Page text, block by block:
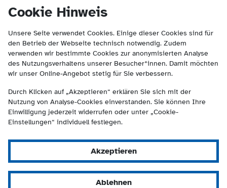
Cookie Hinweis
Unsere Seite verwendet Cookies. Einige dieser Cookies sind für
den Betrieb der Webseite technisch notwendig. Zudem
verwenden wir bestimmte Cookies zur anonymisierten Analyse
des Nutzungsverhaltens unserer Besucher*innen. Damit möchten
wir unser Online-Angebot stetig für Sie verbessern.
Durch Klicken auf „Akzeptieren“ erklären Sie sich mit der
Nutzung von Analyse-Cookies einverstanden. Sie können Ihre
Einwilligung jederzeit widerrufen oder unter „Cookie-
Einstellungen“ individuell festlegen.
Akzeptieren
Ablehnen
springen
(Kontakt und Suche) springen.